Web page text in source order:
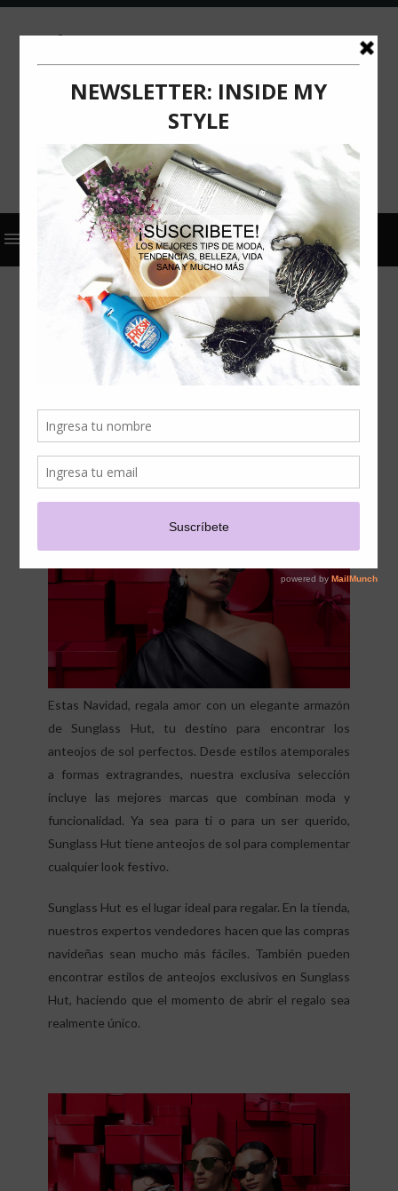
ACTUALIZACIÓN COMUNICADO DE PRENSA
NAVIDAD SUNGLASS HUT
GUÍA DE REGALOS
NAVIDEÑOS 2024 DE
SUNGLASS HUT
Estas Navidad, regala amor con un elegante armazón
de Sunglass Hut, tu destino para encontrar los
anteojos de sol perfectos. Desde estilos atemporales
a formas extragrandes, nuestra exclusiva selección
incluye las mejores marcas que combinan moda y
funcionalidad. Ya sea para ti o para un ser querido,
Sunglass Hut tiene anteojos de sol para complementar
cualquier look festivo.
Sunglass Hut es el lugar ideal para regalar. En la tienda,
nuestros expertos vendedores hacen que las compras
navideñas sean mucho más fáciles. También pueden
encontrar estilos de anteojos exclusivos en Sunglass
Hut, haciendo que el momento de abrir el regalo sea
realmente único.